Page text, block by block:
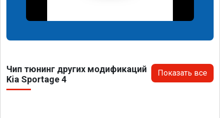
Чип тюнинг других модификаций
Kia Sportage 4
Показать все